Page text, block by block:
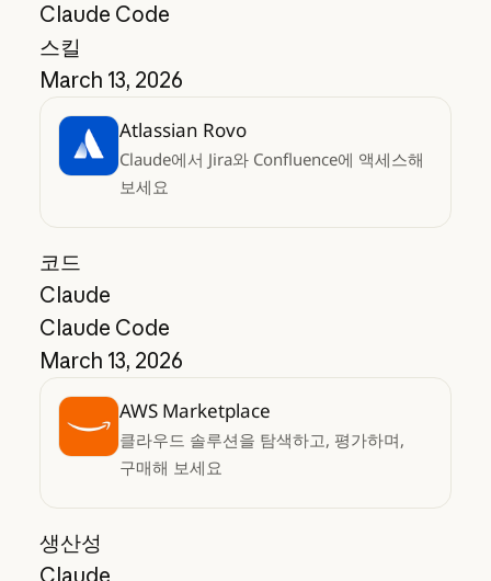
Claude Code
스킬
March 13, 2026
Atlassian Rovo
Claude에서 Jira와 Confluence에 액세스해
보세요
코드
Claude
Claude Code
March 13, 2026
AWS Marketplace
클라우드 솔루션을 탐색하고, 평가하며,
구매해 보세요
생산성
Claude